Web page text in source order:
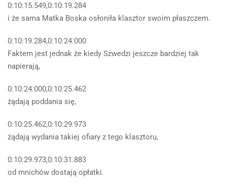
0:10:15.549,0:10:19.284
i że sama Matka Boska osłoniła klasztor swoim płaszczem.
0:10:19.284,0:10:24.000
Faktem jest jednak że kiedy Szwedzi jeszcze bardziej tak
napierają,
0:10:24.000,0:10:25.462
żądają poddania się,
0:10:25.462,0:10:29.973
żądają wydania takiej ofiary z tego klasztoru,
0:10:29.973,0:10:31.883
od mnichów dostają opłatki.